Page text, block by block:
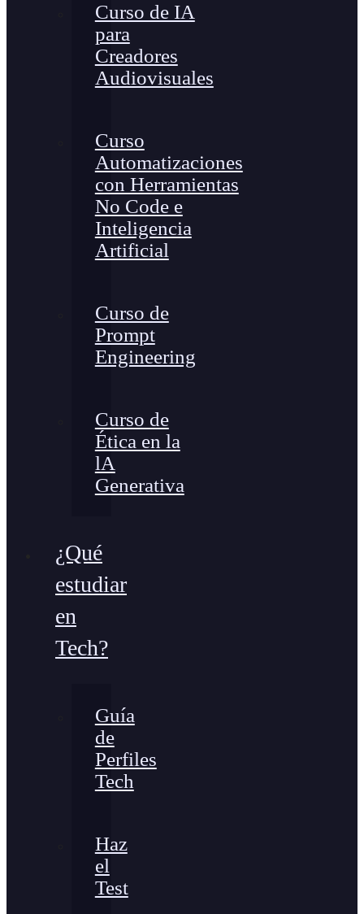
Curso de IA
para
Creadores
Audiovisuales
Curso
Automatizaciones
con Herramientas
No Code e
Inteligencia
Artificial
Curso de
Prompt
Engineering
Curso de
Ética en la
lA
Generativa
¿Qué
estudiar
en
Tech?
Guía
de
Perfiles
Tech
Haz
el
Test